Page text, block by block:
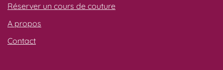
Réserver un cours de couture
A propos
Contact